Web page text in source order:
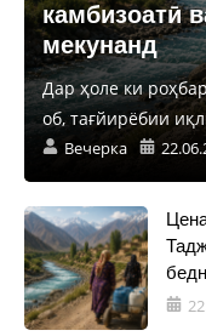
камбизоатӣ
мекунанд
Дар ҳоле ки
об, тағйирёбии
Вечерка